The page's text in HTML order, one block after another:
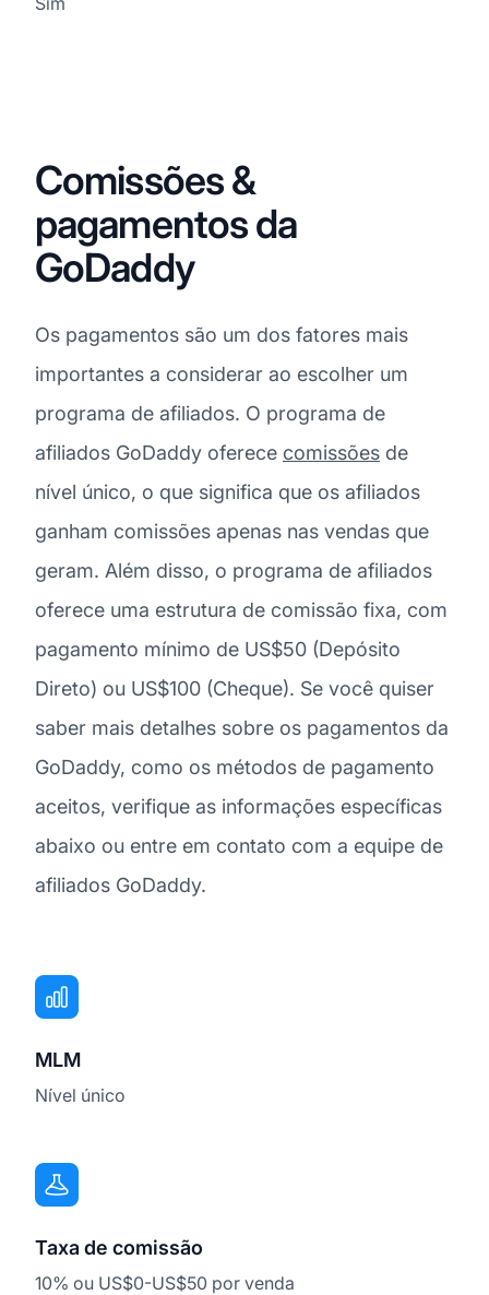
Comissões &
pagamentos da
GoDaddy
Os pagamentos são um dos fatores mais
importantes a considerar ao escolher um
programa de afiliados. O programa de
afiliados GoDaddy oferece comissões de
nível único, o que significa que os afiliados
ganham comissões apenas nas vendas que
geram. Além disso, o programa de afiliados
oferece uma estrutura de comissão fixa, com
pagamento mínimo de US$50 (Depósito
Direto) ou US$100 (Cheque). Se você quiser
saber mais detalhes sobre os pagamentos da
GoDaddy, como os métodos de pagamento
aceitos, verifique as informações específicas
abaixo ou entre em contato com a equipe de
afiliados GoDaddy.
MLM
Nível único
Taxa de comissão
10% ou US$0-US$50 por venda